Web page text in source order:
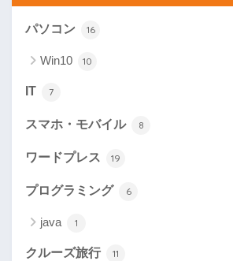
パソコン 16
Win10 10
IT 7
スマホ・モバイル 8
ワードプレス 19
プログラミング 6
java 1
クルーズ旅行 11